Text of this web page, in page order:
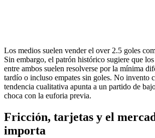
Los medios suelen vender el over 2.5 goles
Sin embargo, el patrón histórico sugiere que
entre ambos suelen resolverse por la mínima
tardío o incluso empates sin goles. No invento
tendencia cualitativa apunta a un partido de
choca con la euforia previa.
Fricción, tarjetas y el
importa